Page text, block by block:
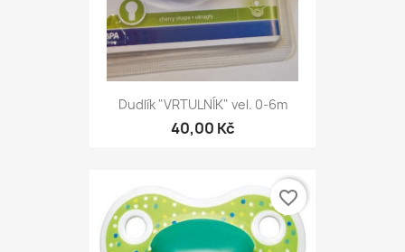
Dudlík "VRTULNÍK" vel. 0-6m
40,00 Kč
favorite_border